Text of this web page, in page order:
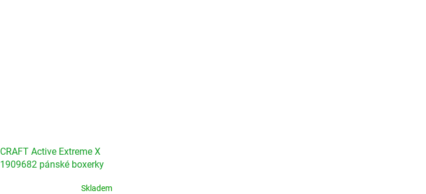
CRAFT Active Extreme X
1909682 pánské boxerky
Skladem